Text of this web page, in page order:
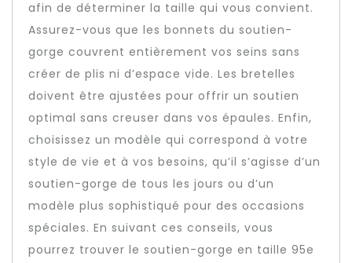
afin de déterminer la taille qui vous convient.
Assurez-vous que les bonnets du soutien-
gorge couvrent entièrement vos seins sans
créer de plis ni d’espace vide. Les bretelles
doivent être ajustées pour offrir un soutien
optimal sans creuser dans vos épaules. Enfin,
choisissez un modèle qui correspond à votre
style de vie et à vos besoins, qu’il s’agisse d’un
soutien-gorge de tous les jours ou d’un
modèle plus sophistiqué pour des occasions
spéciales. En suivant ces conseils, vous
pourrez trouver le soutien-gorge en taille 95e